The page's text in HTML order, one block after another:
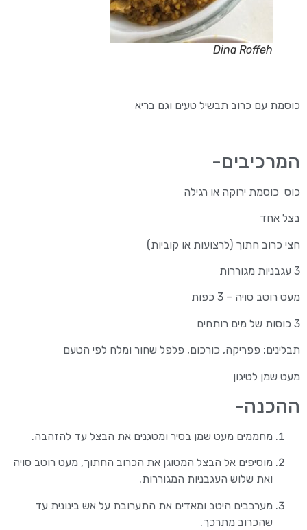
Dina Roffeh
כוסמת עם כרוב תבשיל טעים וגם בריא
המרכיבים-
כוס כוסמת ירוקה או רגילה
בצל אחד
חצי כרוב חתוך (לרצועות או קוביות)
3 עגבניות מגוררות
מעט רוטב סויה – 3 כפות
3 כוסות של מים רותחים
תבלינים: פפריקה, כורכום, פלפל שחור ומלח לפי הטעם
מעט שמן לטיגון
ההכנה-
מחממים מעט שמן בסיר ומטגנים את הבצל עד להזהבה.
מוסיפים אל הבצל המטוגן את הכרוב החתוך, מעט רוטב סויה
ואת שלוש העגבניות המגוררות.
מערבבים היטב ומאדים את התערובת על אש בינונית עד
שהכרוב מתרכך.